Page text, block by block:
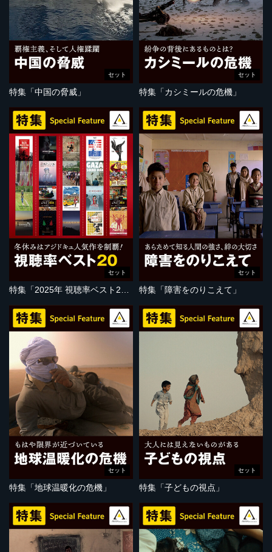
セット
特集「中国の脅威」
セット
特集「カシミールの危機」
セット セット
特集「障害をのりこえて」
セット
特集「地球温暖化の危機」
セット
特集「子どもの視点」